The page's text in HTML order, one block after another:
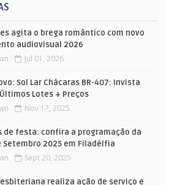
agita o brega romântico com novo
audiovisual 2026
Jul 01, 2026
Sol Lar Chácaras BR-407: Invista
Lotes + Preços
Nov 17, 2025
de festa: confira a programação da
Setembro 2025 em Filadélfia
Sept 20, 2025
realiza ação de serviço e